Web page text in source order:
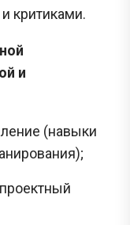
критиками.
и
(навыки